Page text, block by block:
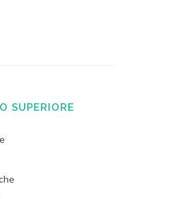
SUPERIORE